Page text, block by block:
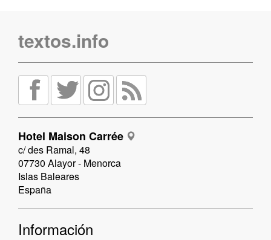
textos.info
Hotel Maison Carrée
c/ des Ramal, 48
07730 Alayor - Menorca
Islas Baleares
España
Información